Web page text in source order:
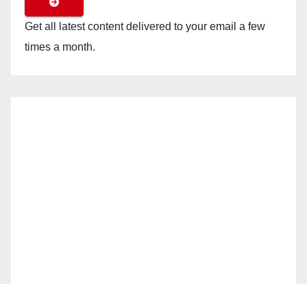
Get all latest content delivered to your email a few
times a month.